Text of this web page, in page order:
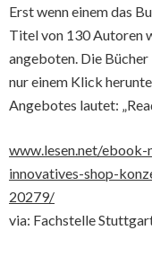
Erst wenn einem das
Titel von 130 Autoren
angeboten. Die
nur einem Klick
Angebotes lautet:
www.lesen.net/ebook-
innovatives-shop-
20279/
via: Fachstelle